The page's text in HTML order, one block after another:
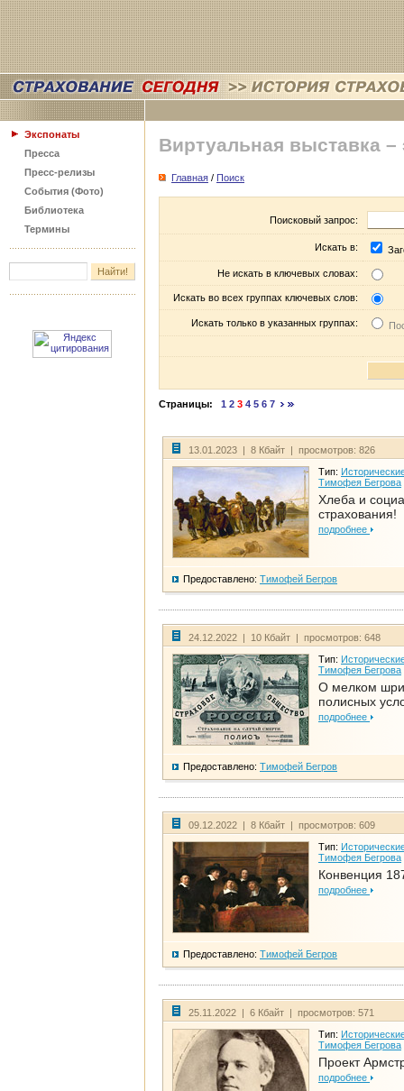
Экспонаты
Пресса
Пресс-релизы
События (Фото)
Библиотека
Термины
Виртуальная выставка –
Главная / Поиск
Поисковый запрос:
Искать в:
Не искать в ключевых словах:
Искать во всех группах ключевых слов:
Искать только в указанных группах:
Страницы: 1 2 3 4 5 6 7
13.01.2023 | 8 Кбайт | просмотров: 826
Тип:
Тимофея Бегрова
Хлеба и
страхования!
подробнее
Предоставлено: Тимофей Бегров
24.12.2022 | 10 Кбайт | просмотров: 648
Тип:
Тимофея Бегрова
О мелком
полисных
подробнее
Предоставлено: Тимофей Бегров
09.12.2022 | 8 Кбайт | просмотров: 609
Тип:
Тимофея Бегрова
Конвенция
подробнее
Предоставлено: Тимофей Бегров
25.11.2022 | 6 Кбайт | просмотров: 571
Тип:
Тимофея Бегрова
Проект
подробнее